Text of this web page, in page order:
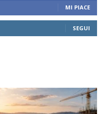
MI PIACE
SEGUI